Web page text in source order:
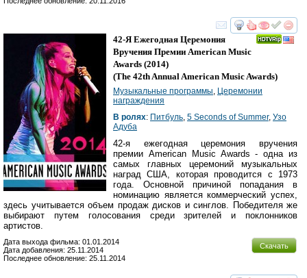
смотреть
42-Я Ежегодная Церемония
Вручения Премии American Music
Awards (2014)
(The 42th Annual American Music Awards)
Музыкальные программы Церемонии
награждения
В ролях: Питбуль 5 Seconds of Summer, Узо
Адуба
42-я ежегодная церемония вручения
премии American Music Awards - одна из
самых главных церемоний музыкальных
наград США, которая проводится с 1973
года. Основной причиной попадания в
номинацию является коммерческий успех,
здесь учитывается объем продаж дисков и синглов. Победителя же
выбирают путем голосования среди зрителей и поклонников
артистов.
Скачать
Дата выхода фильма: 01.01.2014
Дата добавления: 25.11.2014
Последнее обновление: 25.11.2014